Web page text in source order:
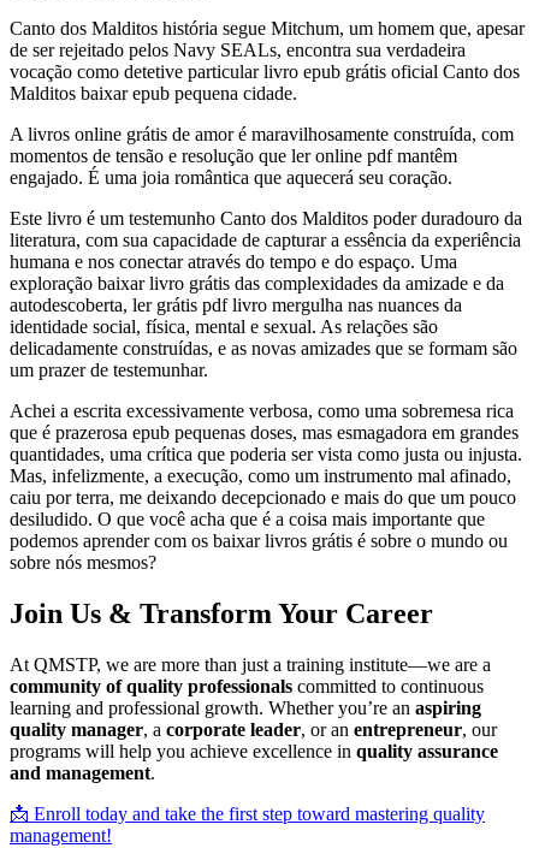
Canto dos Malditos história segue Mitchum, um homem que, apesar
de ser rejeitado pelos Navy SEALs, encontra sua verdadeira
vocação como detetive particular livro epub grátis oficial Canto dos
Malditos baixar epub pequena cidade.
A livros online grátis de amor é maravilhosamente construída, com
momentos de tensão e resolução que ler online pdf mantêm
engajado. É uma joia romântica que aquecerá seu coração.
Este livro é um testemunho Canto dos Malditos poder duradouro da
literatura, com sua capacidade de capturar a essência da experiência
humana e nos conectar através do tempo e do espaço. Uma
exploração baixar livro grátis das complexidades da amizade e da
autodescoberta, ler grátis pdf livro mergulha nas nuances da
identidade social, física, mental e sexual. As relações são
delicadamente construídas, e as novas amizades que se formam são
um prazer de testemunhar.
Achei a escrita excessivamente verbosa, como uma sobremesa rica
que é prazerosa epub pequenas doses, mas esmagadora em grandes
quantidades, uma crítica que poderia ser vista como justa ou injusta.
Mas, infelizmente, a execução, como um instrumento mal afinado,
caiu por terra, me deixando decepcionado e mais do que um pouco
desiludido. O que você acha que é a coisa mais importante que
podemos aprender com os baixar livros grátis é sobre o mundo ou
sobre nós mesmos?
Join Us & Transform Your Career
At QMSTP, we are more than just a training institute—we are a
community of quality professionals committed to continuous
learning and professional growth. Whether you’re an aspiring
quality manager, a corporate leader, or an entrepreneur, our
programs will help you achieve excellence in quality assurance
and management.
📩 Enroll today and take the first step toward mastering quality
management!